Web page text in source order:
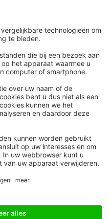
Meer
HR Academy
HR Podcast
CHRO
HR Day